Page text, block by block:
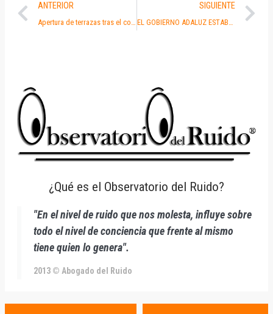
ANTERIOR
Apertura de terrazas tras el confinamiento y reactivación de la actividad en la vía pública. Abogado del Ruido.
SIGUIENTE
EL GOBIERNO ADALUZ ESTABLECE LEGALMENTE LA METODOLOGÍA PARA LA REALIZACIÓN DE LOS ESTUDIOS ACÚSTICOS DE LAS TERRAZAS O VELADORES
¿Qué es el Observatorio del Ruido?
"En el nivel de ruido que nos molesta, influye sobre
todo el nivel de conciencia que frente al mismo
tiene quien lo genera".
2013 © Abogado del Ruido